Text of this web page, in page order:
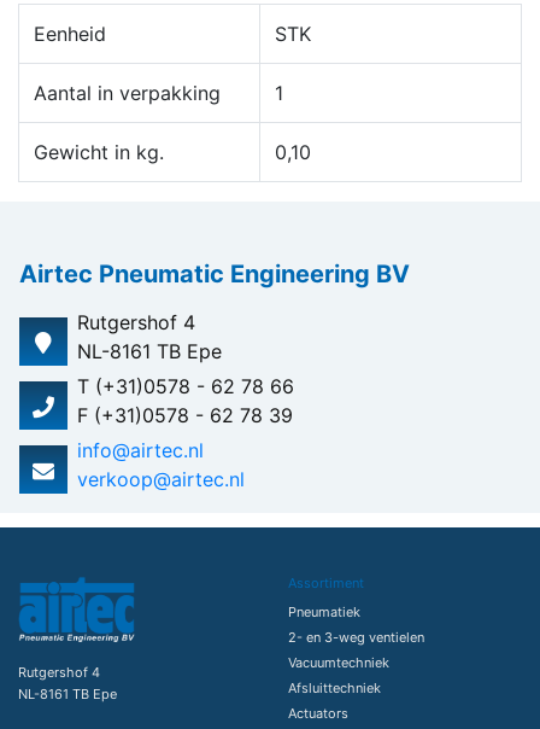
Eenheid STK
Aantal in verpakking 1
Gewicht in kg. 0,10
Airtec Pneumatic Engineering BV
Rutgershof 4
NL-8161 TB Epe
T (+31)0578 - 62 78 66
F (+31)0578 - 62 78 39
info@airtec.nl
verkoop@airtec.nl
Rutgershof 4
NL-8161 TB Epe
Assortiment
Pneumatiek
2- en 3-weg ventielen
Vacuumtechniek
Afsluittechniek
Actuators